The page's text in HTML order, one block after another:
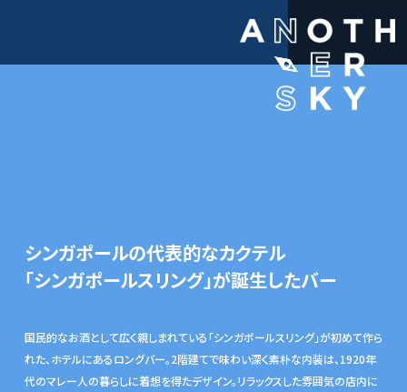
シンガポールの代表的なカクテル
「シンガポールスリング」が誕生したバー
国民的なお酒として広く親しまれている「シンガポールスリング」が初めて作ら
れた、ホテルにあるロングバー。2階建てで味わい深く素朴な内装は、1920年
代のマレー人の暮らしに着想を得たデザイン。リラックスした雰囲気の店内に